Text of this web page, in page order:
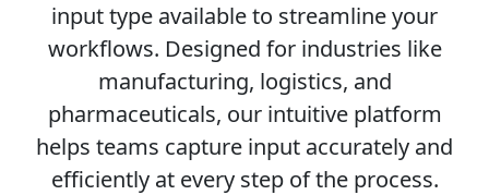
input type available to streamline your
workflows. Designed for industries like
manufacturing, logistics, and
pharmaceuticals, our intuitive platform
helps teams capture input accurately and
efficiently at every step of the process.